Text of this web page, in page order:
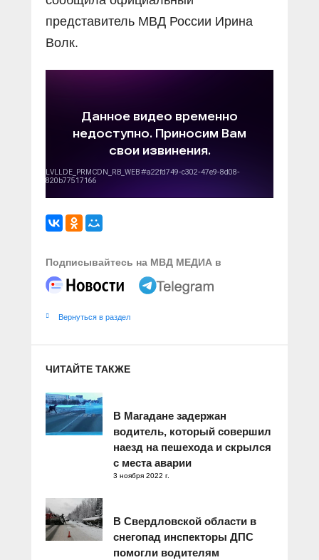
представитель МВД России Ирина
Волк.
Подписывайтесь на МВД МЕДИА в
Вернуться в раздел
ЧИТАЙТЕ ТАКЖЕ
В Магадане задержан
водитель, который совершил
наезд на пешехода и скрылся
с места аварии
3 ноября 2022 г.
В Свердловской области в
снегопад инспекторы ДПС
помогли водителям